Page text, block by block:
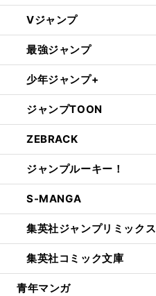
Vジャンプ
最強ジャンプ
少年ジャンプ+
ジャンプTOON
ZEBRACK
ジャンプルーキー！
S-MANGA
集英社ジャンプリミックス
集英社コミック文庫
青年マンガ